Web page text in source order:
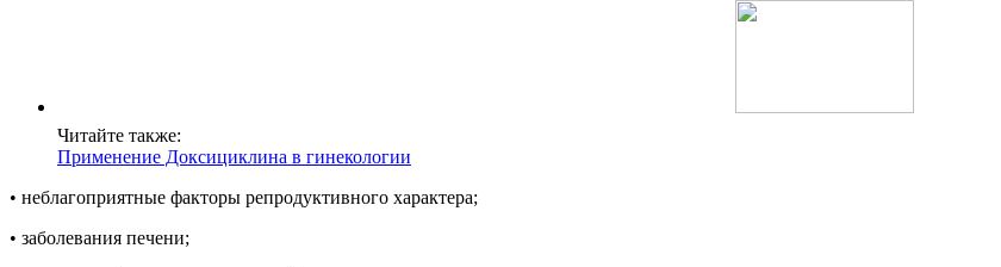
Читайте также:
Применение Доксициклина в гинекологии
• неблагоприятные факторы репродуктивного характера;
• заболевания печени;